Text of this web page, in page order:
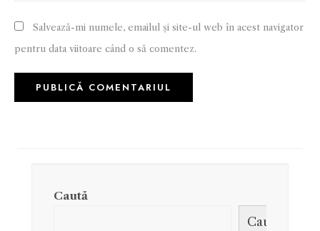
Salvează-mi numele, emailul și site-ul web în acest navigator
pentru data viitoare când o să comentez.
Caută
Caută